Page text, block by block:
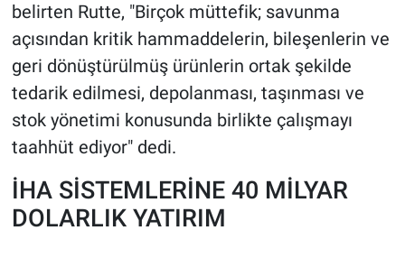
belirten Rutte, "Birçok müttefik; savunma
açısından kritik hammaddelerin, bileşenlerin ve
geri dönüştürülmüş ürünlerin ortak şekilde
tedarik edilmesi, depolanması, taşınması ve
stok yönetimi konusunda birlikte çalışmayı
taahhüt ediyor" dedi.
İHA SİSTEMLERİNE 40 MİLYAR
DOLARLIK YATIRIM